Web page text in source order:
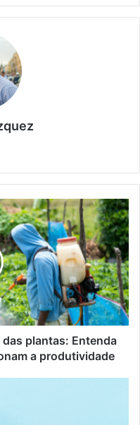
plantas: Entenda
a produtividade